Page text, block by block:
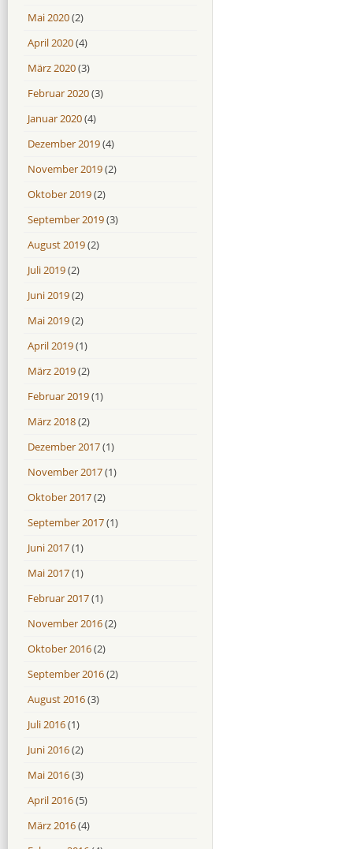
Mai 2020(2)
April 2020(4)
März 2020(3)
Februar 2020(3)
Januar 2020(4)
Dezember 2019(4)
November 2019(2)
Oktober 2019(2)
September 2019(3)
August 2019(2)
Juli 2019(2)
Juni 2019(2)
Mai 2019(2)
April 2019(1)
März 2019(2)
Februar 2019(1)
März 2018(2)
Dezember 2017(1)
November 2017(1)
Oktober 2017(2)
September 2017(1)
Juni 2017(1)
Mai 2017(1)
Februar 2017(1)
November 2016(2)
Oktober 2016(2)
September 2016(2)
August 2016(3)
Juli 2016(1)
Juni 2016(2)
Mai 2016(3)
April 2016(5)
März 2016(4)